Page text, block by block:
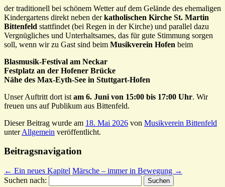
der traditionell bei schönem Wetter auf dem Gelände des ehemaligen
Kindergartens direkt neben derkatholischen Kirche St. Martin
Bittenfeld stattfindet (bei Regen in der Kirche) und parallel dazu
Vergnügliches und Unterhaltsames, das für gute Stimmung sorgen
soll, wenn wir zu Gast sind beim Musikverein Hofen beim
Blasmusik-Festival am Neckar
Festplatz an der Hofener Brücke
Nähe des Max-Eyth-See in Stuttgart-Hofen
Unser Auftritt dort ist am 6. Juni von 15:00 bis 17:00 Uhr. Wir
freuen uns auf Publikum aus Bittenfeld.
Dieser Beitrag wurde am 18. Mai 2026 von Musikverein Bittenfeld
unterAllgemein veröffentlicht.
Beitragsnavigation
← Ein neues Kapitel Märsche – immer in Bewegung →
Suchen nach: